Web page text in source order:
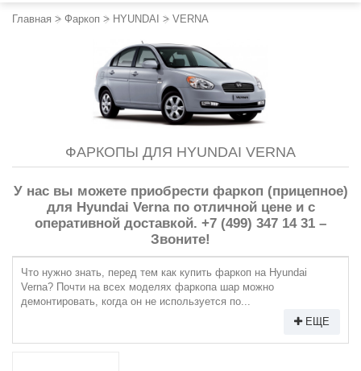
Главная > Фаркоп > HYUNDAI > VERNA
ФАРКОПЫ ДЛЯ HYUNDAI VERNA
У нас вы можете приобрести фаркоп (прицепное)
для Hyundai Verna по отличной цене и с
оперативной доставкой. +7 (499) 347 14 31 –
Звоните!
Что нужно знать, перед тем как купить фаркоп на Hyundai
Verna? Почти на всех моделях фаркопа шар можно
демонтировать, когда он не используется по...
ЕЩЕ